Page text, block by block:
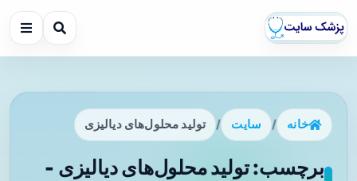
خانه / سایت / تولید محلول‌های دیالیزی
برچسب: تولید محلول‌های دیالیزی -